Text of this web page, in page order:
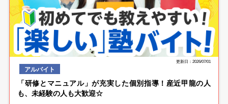
更新日：2026/07/01
アルバイト
「研修とマニュアル」が充実した個別指導！産近甲龍の人
も、未経験の人も大歓迎☆